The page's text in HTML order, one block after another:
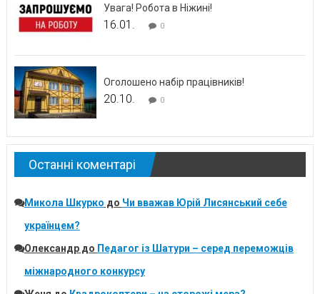
Увага! Робота в Ніжині!
16.01. 0
Оголошено набір працівників!
20.10. 0
Останні коментарі
Микола Шкурко до Чи вважав Юрій Лисянський себе
українцем?
Олександрдо Педагог із Шатури – серед переможців
міжнародного конкурсу